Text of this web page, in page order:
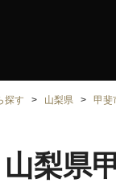
探す 山梨県 甲斐
山梨県